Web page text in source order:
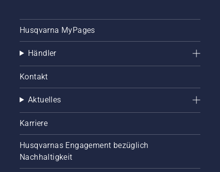
Husqvarna MyPages
Händler
Kontakt
Aktuelles
Karriere
Husqvarnas Engagement bezüglich
Nachhaltigkeit